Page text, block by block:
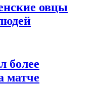
овцы
более
матче